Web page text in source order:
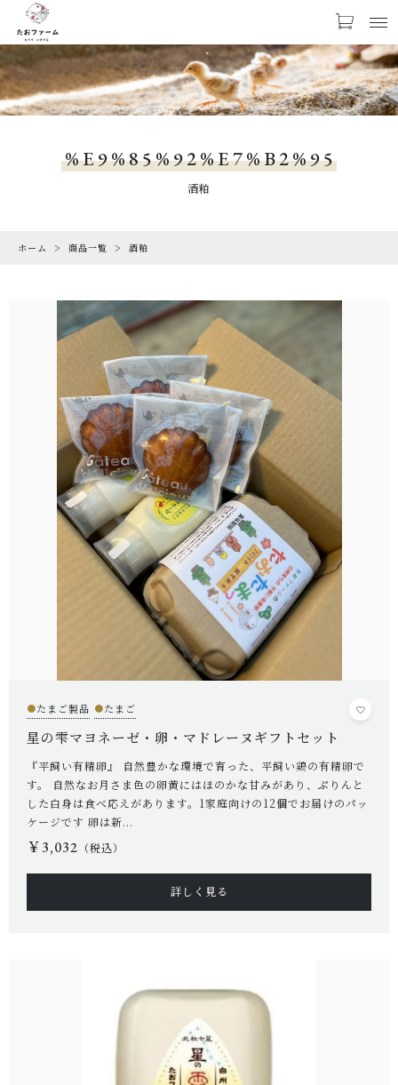
お気に入り LOGIN
CHECKED PRODUCTS
ORDER HISTORY
注文履歴
ABOUT US
たおファームについて
HOW TO KEEP
ニワトリの飼い方について
ANIMALWELFARE
アニマルウェルフェアについて
ショッピングガイド
プライバシーポリシー
%E9%85%92%E7%B2%95
酒粕
ホーム 商品一覧 酒粕
●たまご製品 ●たまご
星の雫マヨネーゼ・卵・マドレーヌギフトセット
『平飼い有精卵』 自然豊かな環境で育った、平飼い鶏の有精卵で
す。 自然なお月さま色の卵黄にはほのかな甘みがあり、ぷりんと
した白身は食べ応えがあります。1家庭向けの12個でお届けのパッ
ケージです 卵は新...
￥3,032 （税込）
詳しく見る